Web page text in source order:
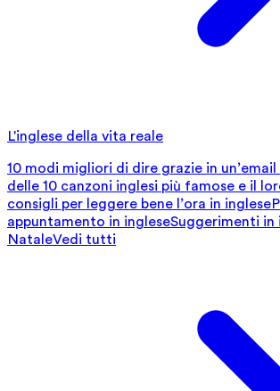
L'inglese della vita reale
10 modi migliori di dire grazie in un’email
delle 10 canzoni inglesi più famose e il
consigli per leggere bene l’ora in inglese
appuntamento in ingleseSuggerimenti in
NataleVedi tutti